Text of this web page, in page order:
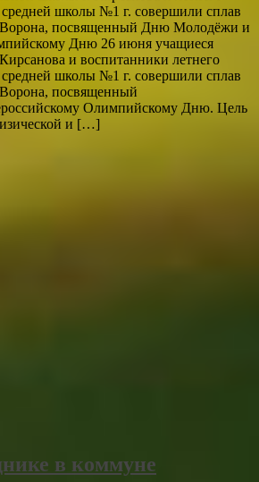
школы №1 г. совершили сплав
Ворона, посвященный Дню Молодёжи и
Дню 26 июня учащиеся
и воспитанники летнего
школы №1 г. совершили сплав
посвященный
Олимпийскому Дню. Цель
и […]
в коммуне